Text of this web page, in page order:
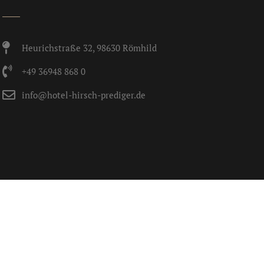
Heurichstraße 32, 98630 Römhild
+49 36948 868 0
info@hotel-hirsch-prediger.de